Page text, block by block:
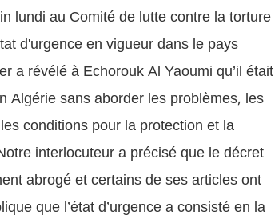
lundi au Comité de lutte contre la torture
d'urgence en vigueur dans le pays
a révélé à Echorouk Al Yaoumi qu’il était
Algérie sans aborder les problèmes, les
conditions pour la protection et la
interlocuteur a précisé que le décret
abrogé et certains de ses articles ont
que l’état d’urgence a consisté en la